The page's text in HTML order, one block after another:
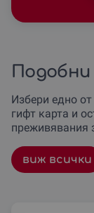
Подобни
Избери едно
гифт карта и
преживявания
виж всички